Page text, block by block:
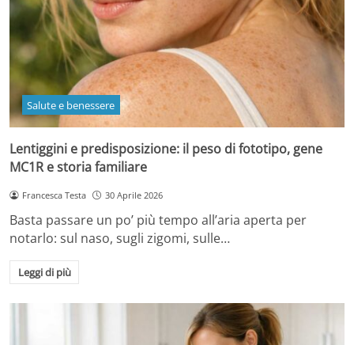
Salute e benessere
Lentiggini e predisposizione: il peso di fototipo, gene
MC1R e storia familiare
Francesca Testa 30 Aprile 2026
Basta passare un po’ più tempo all’aria aperta per
notarlo: sul naso, sugli zigomi, sulle…
Leggi di più